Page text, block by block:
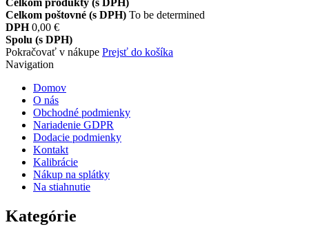
Celkom produkty (s DPH)
Celkom poštovné (s DPH) To be determined
DPH 0,00 €
Spolu (s DPH)
Pokračovať v nákupe Prejsť do košíka
Navigation
Domov
O nás
Obchodné podmienky
Nariadenie GDPR
Dodacie podmienky
Kontakt
Kalibrácie
Nákup na splátky
Na stiahnutie
Kategórie